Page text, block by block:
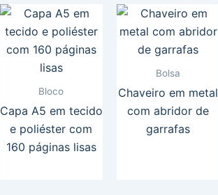
Bloco
Capa A5 em tecido
e poliéster com
160 páginas lisas
Bolsa
Chaveiro em metal
com abridor de
garrafas